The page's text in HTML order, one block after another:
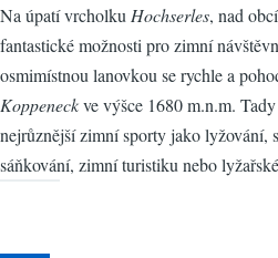
Na úpatí vrcholku Hochserles, nad obcí
fantastické možnosti pro zimní
osmimístnou lanovkou se rychle a
Koppeneckve výšce 1680 m.n.m.
nejrůznější zimní sporty jako lyžování,
sáňkování, zimní turistiku nebo